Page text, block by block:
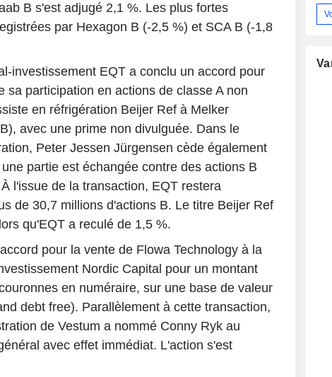
B s'est adjugé 2,1 %. Les plus fortes
par Hexagon B (-2,5 %) et SCA B (-1,8
investissement EQT a conclu un accord pour
sa participation en actions de classe A non
en réfrigération Beijer Ref à Melker
avec une prime non divulguée. Dans le
Peter Jessen Jürgensen cède également
partie est échangée contre des actions B
l'issue de la transaction, EQT restera
de 30,7 millions d'actions B. Le titre Beijer Ref
qu'EQT a reculé de 1,5 %.
pour la vente de Flowa Technology à la
Nordic Capital pour un montant
en numéraire, sur une base de valeur
debt free). Parallèlement à cette transaction,
de Vestum a nommé Conny Ryk au
avec effet immédiat. L'action s'est